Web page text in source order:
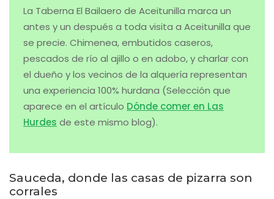
La Taberna El Bailaero de Aceitunilla marca un
antes y un después a toda visita a Aceitunilla que
se precie. Chimenea, embutidos caseros,
pescados de río al ajillo o en adobo, y charlar con
el dueño y los vecinos de la alquería representan
una experiencia 100% hurdana (Selección que
aparece en el artículo Dónde comer en Las
Hurdes de este mismo blog).
Sauceda, donde las casas de pizarra son
corrales